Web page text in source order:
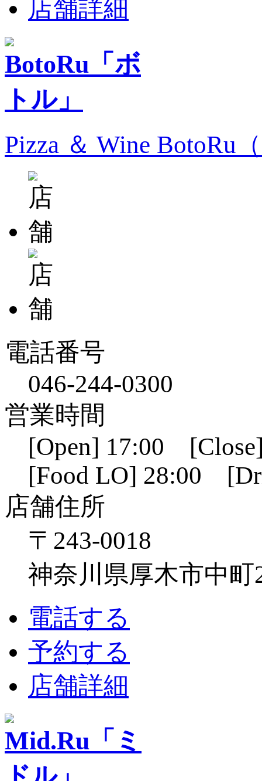
店舗詳細
Pizza ＆ Wine BotoRu
電話番号
046-244-0300
営業時間
[Open] 17:00
[Food LO] 28:00
店舗住所
〒243-0018
神奈川県厚木市中町
電話する
予約する
店舗詳細